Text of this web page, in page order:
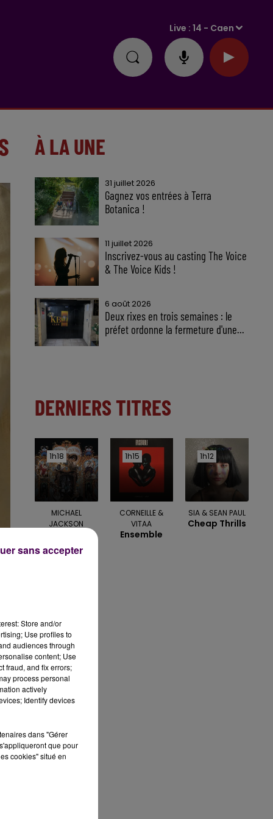
Live :14 - Caen
À LA UNE
31 juillet 2026
Gagnez vos entrées à Terra
Botanica !
11 juillet 2026
Inscrivez-vous au casting The Voice
& The Voice Kids !
6 août 2026
Deux rixes en trois semaines : le
préfet ordonne la fermeture d'une...
DERNIERS TITRES
1h18
1h18
MICHAEL
JACKSON
1h15
1h15
CORNEILLE &
VITAA
Ensemble
1h12
1h12
SIA & SEAN PAUL
Cheap Thrills
Store and/or
Use profiles to
audiences through
content; Use
fraud, and fix errors;
process personal
actively
Identify devices
dans "Gérer
que pour
cookies" situé en
sans accepter